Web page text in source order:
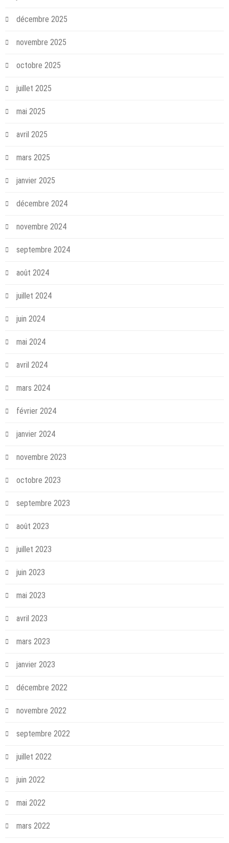
décembre 2025
novembre 2025
octobre 2025
juillet 2025
mai 2025
avril 2025
mars 2025
janvier 2025
décembre 2024
novembre 2024
septembre 2024
août 2024
juillet 2024
juin 2024
mai 2024
avril 2024
mars 2024
février 2024
janvier 2024
novembre 2023
octobre 2023
septembre 2023
août 2023
juillet 2023
juin 2023
mai 2023
avril 2023
mars 2023
janvier 2023
décembre 2022
novembre 2022
septembre 2022
juillet 2022
juin 2022
mai 2022
mars 2022